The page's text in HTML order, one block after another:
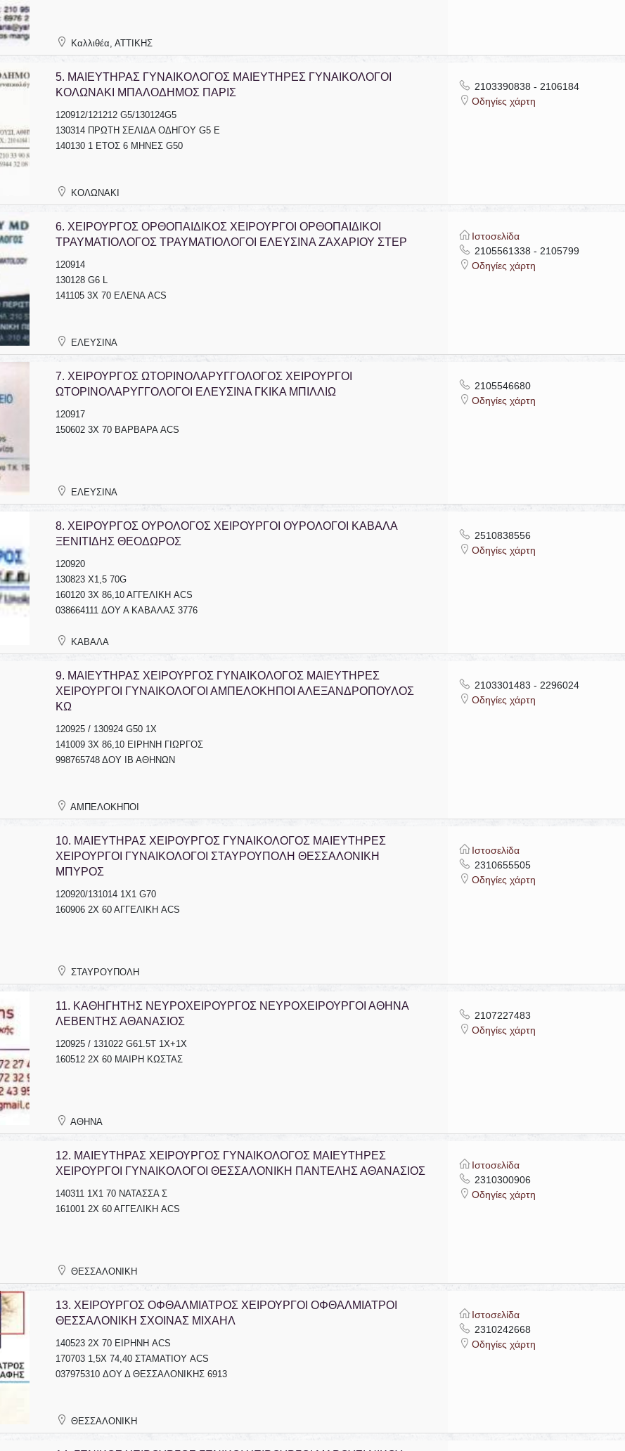
ΜΙΚΡΟΒΙΟΛΟΓΟΣ ΛΕΜΕΣΟΣ
ΕΥΣΤΑΘΙΟΥ ΝΙΚΟΣ
Καλλιθέα, ΑΤΤΙΚΗΣ
5. ΜΑΙΕΥΤΗΡΑΣ ΓΥΝΑΙΚΟΛΟΓΟΣ ΜΑΙΕΥΤΗΡΕΣ ΓΥΝΑΙΚΟΛΟΓΟΙ
ΚΟΛΩΝΑΚΙ ΜΠΑΛΟΔΗΜΟΣ ΠΑΡΙΣ
120912/121212 G5/130124G5
130314 ΠΡΩΤΗ ΣΕΛΙΔΑ ΟΔΗΓΟΥ G5 E
140130 1 ΕΤΟΣ 6 ΜΗΝΕΣ G50
ΚΟΛΩΝΑΚΙ
2103390838 - 2106184
Οδηγίες χάρτη
6. ΧΕΙΡΟΥΡΓΟΣ ΟΡΘΟΠΑΙΔΙΚΟΣ ΧΕΙΡΟΥΡΓΟΙ ΟΡΘΟΠΑΙΔΙΚΟΙ
ΤΡΑΥΜΑΤΙΟΛΟΓΟΣ ΤΡΑΥΜΑΤΙΟΛΟΓΟΙ ΕΛΕΥΣΙΝΑ ΖΑΧΑΡΙΟΥ ΣΤΕΡ
120914
130128 G6 L
141105 3Χ 70 ΕΛΕΝΑ ACS
ΕΛΕΥΣΙΝΑ
Ιστοσελίδα
2105561338 - 2105799
Οδηγίες χάρτη
7. ΧΕΙΡΟΥΡΓΟΣ ΩΤΟΡΙΝΟΛΑΡΥΓΓΟΛΟΓΟΣ ΧΕΙΡΟΥΡΓΟΙ
ΩΤΟΡΙΝΟΛΑΡΥΓΓΟΛΟΓΟΙ ΕΛΕΥΣΙΝΑ ΓΚΙΚΑ ΜΠΙΛΛΙΩ
120917
150602 3Χ 70 ΒΑΡΒΑΡΑ ACS
ΕΛΕΥΣΙΝΑ
2105546680
Οδηγίες χάρτη
8. ΧΕΙΡΟΥΡΓΟΣ ΟΥΡΟΛΟΓΟΣ ΧΕΙΡΟΥΡΓΟΙ ΟΥΡΟΛΟΓΟΙ ΚΑΒΑΛΑ
ΞΕΝΙΤΙΔΗΣ ΘΕΟΔΩΡΟΣ
120920
130823 Χ1,5 70G
160120 3Χ 86,10 ΑΓΓΕΛΙΚΗ ACS
038664111 ΔΟΥ Α ΚΑΒΑΛΑΣ 3776
ΚΑΒΑΛΑ
2510838556
Οδηγίες χάρτη
9. ΜΑΙΕΥΤΗΡΑΣ ΧΕΙΡΟΥΡΓΟΣ ΓΥΝΑΙΚΟΛΟΓΟΣ ΜΑΙΕΥΤΗΡΕΣ
ΧΕΙΡΟΥΡΓΟΙ ΓΥΝΑΙΚΟΛΟΓΟΙ ΑΜΠΕΛΟΚΗΠΟΙ ΑΛΕΞΑΝΔΡΟΠΟΥΛΟΣ
ΚΩ
120925 / 130924 G50 1X
141009 3Χ 86,10 ΕΙΡΗΝΗ ΓΙΩΡΓΟΣ
998765748 ΔΟΥ ΙΒ ΑΘΗΝΩΝ
ΑΜΠΕΛΟΚΗΠΟΙ
2103301483 - 2296024
Οδηγίες χάρτη
10. ΜΑΙΕΥΤΗΡΑΣ ΧΕΙΡΟΥΡΓΟΣ ΓΥΝΑΙΚΟΛΟΓΟΣ ΜΑΙΕΥΤΗΡΕΣ
ΧΕΙΡΟΥΡΓΟΙ ΓΥΝΑΙΚΟΛΟΓΟΙ ΣΤΑΥΡΟΥΠΟΛΗ ΘΕΣΣΑΛΟΝΙΚΗ
ΜΠΥΡΟΣ
120920/131014 1Χ1 G70
160906 2Χ 60 ΑΓΓΕΛΙΚΗ ACS
ΣΤΑΥΡΟΥΠΟΛΗ
Ιστοσελίδα
2310655505
Οδηγίες χάρτη
11. ΚΑΘΗΓΗΤΗΣ ΝΕΥΡΟΧΕΙΡΟΥΡΓΟΣ ΝΕΥΡΟΧΕΙΡΟΥΡΓΟΙ ΑΘΗΝΑ
ΛΕΒΕΝΤΗΣ ΑΘΑΝΑΣΙΟΣ
120925 / 131022 G61.5T 1X+1X
160512 2Χ 60 ΜΑΙΡΗ ΚΩΣΤΑΣ
ΑΘΗΝΑ
2107227483
Οδηγίες χάρτη
12. ΜΑΙΕΥΤΗΡΑΣ ΧΕΙΡΟΥΡΓΟΣ ΓΥΝΑΙΚΟΛΟΓΟΣ ΜΑΙΕΥΤΗΡΕΣ
ΧΕΙΡΟΥΡΓΟΙ ΓΥΝΑΙΚΟΛΟΓΟΙ ΘΕΣΣΑΛΟΝΙΚΗ ΠΑΝΤΕΛΗΣ ΑΘΑΝΑΣΙΟΣ
140311 1Χ1 70 ΝΑΤΑΣΣΑ Σ
161001 2Χ 60 ΑΓΓΕΛΙΚΗ ACS
ΘΕΣΣΑΛΟΝΙΚΗ
Ιστοσελίδα
2310300906
Οδηγίες χάρτη
13. ΧΕΙΡΟΥΡΓΟΣ ΟΦΘΑΛΜΙΑΤΡΟΣ ΧΕΙΡΟΥΡΓΟΙ OΦΘΑΛΜΙΑΤΡΟΙ
ΘΕΣΣΑΛΟΝΙΚΗ ΣΧΟΙΝΑΣ ΜΙΧΑΗΛ
140523 2Χ 70 ΕΙΡΗΝΗ ACS
170703 1,5Χ 74,40 ΣΤΑΜΑΤΙΟΥ ACS
037975310 ΔΟΥ Δ ΘΕΣΣΑΛΟΝΙΚΗΣ 6913
ΘΕΣΣΑΛΟΝΙΚΗ
Ιστοσελίδα
2310242668
Οδηγίες χάρτη